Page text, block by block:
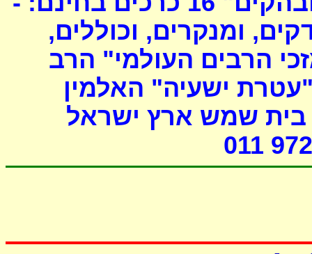
ומנקרים, וכוללים,
הרבים העולמי" הרב
ישעיה" האלמין
שמש ארץ ישראל
011